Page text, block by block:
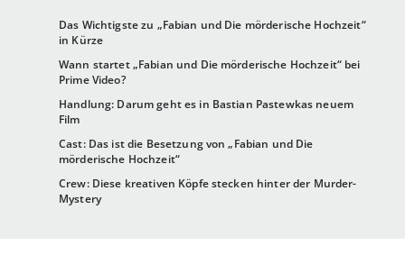
Das Wichtigste zu „Fabian und Die mörderische Hochzeit“
in Kürze
Wann startet „Fabian und Die mörderische Hochzeit“ bei
Prime Video?
Handlung: Darum geht es in Bastian Pastewkas neuem
Film
Cast: Das ist die Besetzung von „Fabian und Die
mörderische Hochzeit“
Crew: Diese kreativen Köpfe stecken hinter der Murder-
Mystery